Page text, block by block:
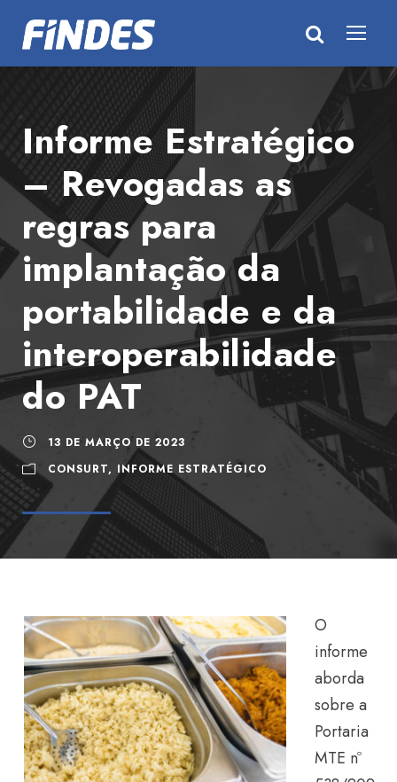
Informe Estratégico
– Revogadas as
regras para
implantação da
portabilidade e da
interoperabilidade
do PAT
13 DE MARÇO DE 2023
CONSURT, INFORME ESTRATÉGICO
O
informe
aborda
sobre a
Portaria
MTE nº